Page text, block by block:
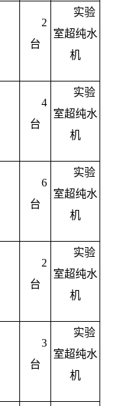
2
台
实验
室超纯水
机
4
台
实验
室超纯水
机
6
台
实验
室超纯水
机
2
台
实验
室超纯水
机
3
台
实验
室超纯水
机